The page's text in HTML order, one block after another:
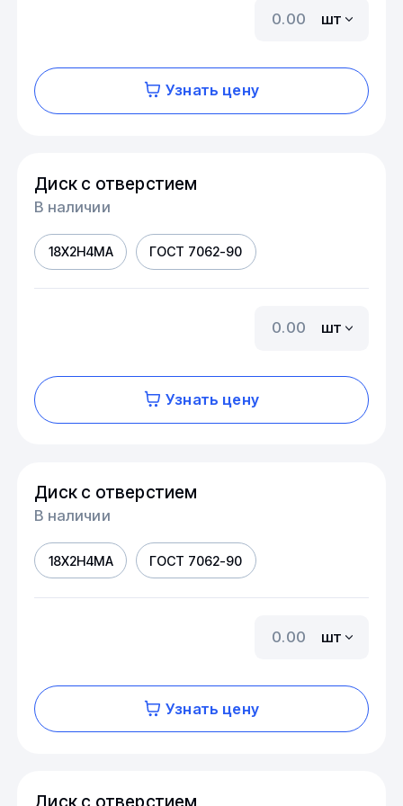
шт
Узнать цену
Диск с отверстием
В наличии
18Х2Н4МА ГОСТ 7062-90
шт
Узнать цену
Диск с отверстием
В наличии
18Х2Н4МА ГОСТ 7062-90
шт
Узнать цену
Диск с отверстием